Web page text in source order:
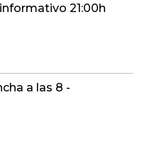
21:00h
a las 8 -